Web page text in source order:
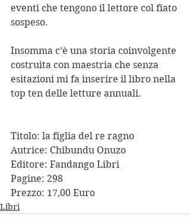
eventi che tengono il lettore col fiato
sospeso.
Insomma c’è una storia coinvolgente
costruita con maestria che senza
esitazioni mi fa inserire il libro nella
top ten delle letture annuali.
Titolo: la figlia del re ragno
Autrice: Chibundu Onuzo
Editore: Fandango Libri
Pagine: 298
Prezzo: 17,00 Euro
Libri